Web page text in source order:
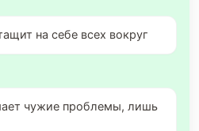
на себе всех вокруг
чужие проблемы, лишь